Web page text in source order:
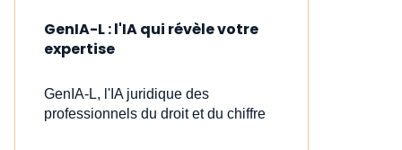
GenIA-L : l'IA qui révèle votre
expertise
GenIA-L, l'IA juridique des
professionnels du droit et du chiffre